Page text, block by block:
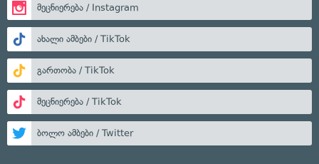
მეცნიერება / Instagram
ახალი ამბები / TikTok
გართობა / TikTok
მეცნიერება / TikTok
ბოლო ამბები / Twitter